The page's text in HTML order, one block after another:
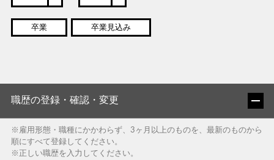
卒業 卒業見込み
職歴の登録・確認・変更
※雇用形態・職種にかかわらず、3ヶ月以上のものを、最新のものから
順にすべて登録してください。
※正しい職歴を入力してください。